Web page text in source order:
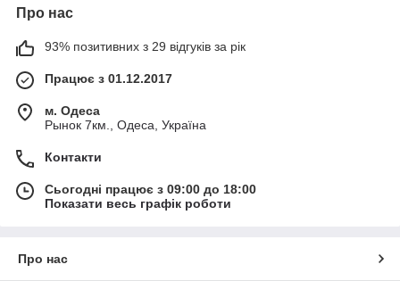
Про нас
93% позитивних з 29 відгуків за рік
Працює з 01.12.2017
м. Одеса
Рынок 7км., Одеса, Україна
Контакти
Сьогодні працює з 09:00 до 18:00
Показати весь графік роботи
Про нас